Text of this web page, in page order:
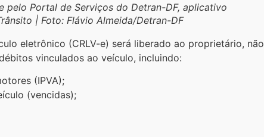
pelo Portal de Serviços do Detran-DF, aplicativo
| Foto: Flávio Almeida/Detran-DF
eletrônico (CRLV-e) será liberado ao proprietário, não
vinculados ao veículo, incluindo:
(IPVA);
(vencidas);